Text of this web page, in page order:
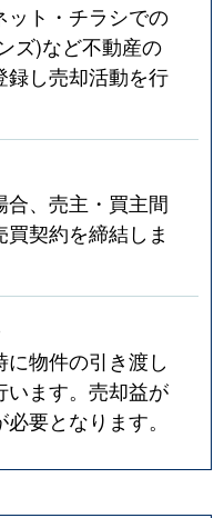
ット・チラシでの
ズ)など不動産の
録し売却活動を行
合、売主・買主間
契約を締結しま
物件の引き渡し
います。売却益が
要となります。